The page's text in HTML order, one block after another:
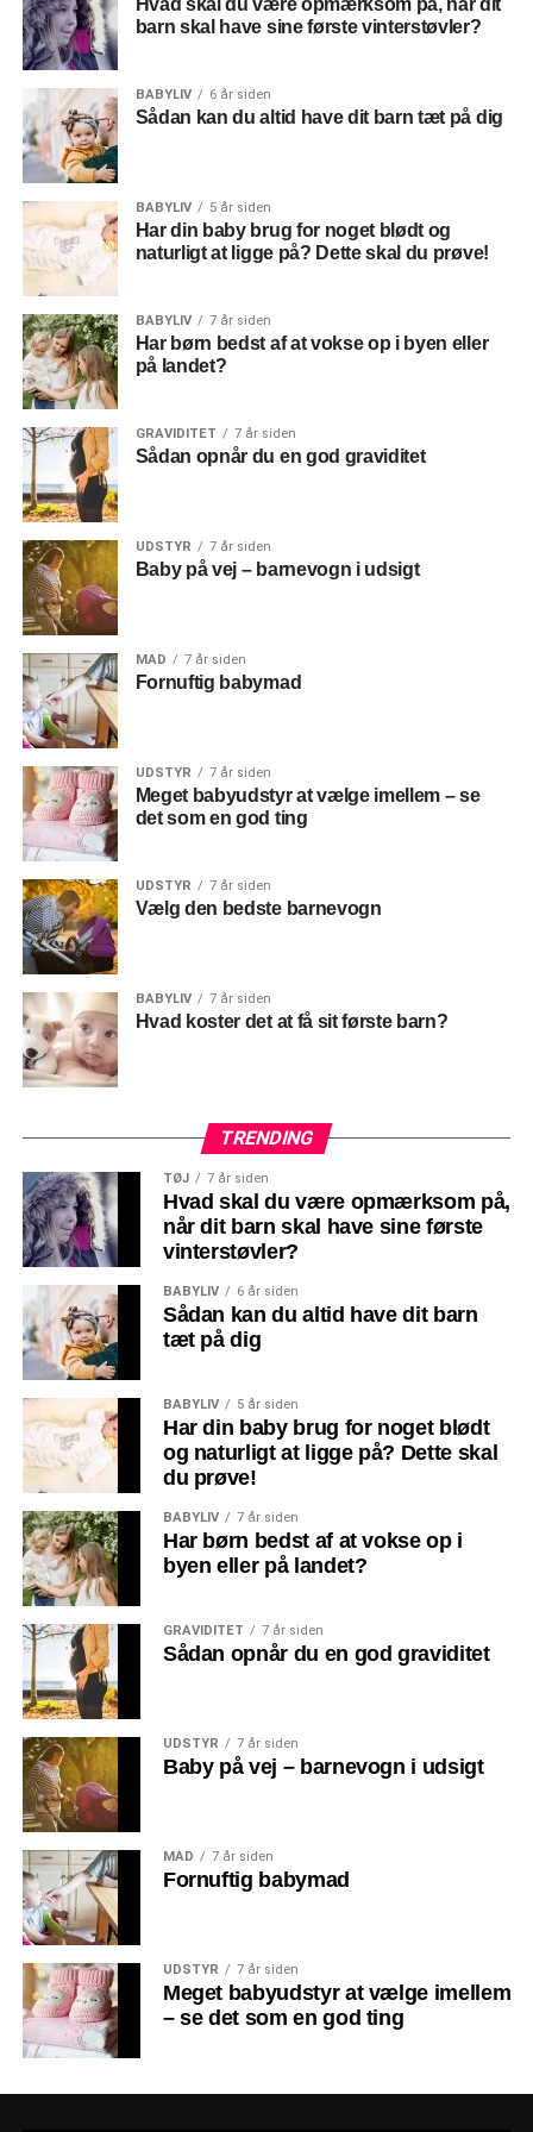
købe en masse smukkesmykkertil en god pris.
Hvad skal du være opmærksom på, når dit
barn skal have sine første vinterstøvler?
BABYLIV 6 år siden
Sådan kan du altid have dit barn tæt på dig
BABYLIV 5 år siden
Har din baby brug for noget blødt og
naturligt at ligge på? Dette skal du prøve!
BABYLIV 7 år siden
Har børn bedst af at vokse op i byen eller
på landet?
GRAVIDITET 7 år siden
Sådan opnår du en god graviditet
UDSTYR 7 år siden
Baby på vej – barnevogn i udsigt
MAD 7 år siden
Fornuftig babymad
UDSTYR 7 år siden
Meget babyudstyr at vælge imellem – se
det som en god ting
UDSTYR 7 år siden
Vælg den bedste barnevogn
BABYLIV 7 år siden
Hvad koster det at få sit første barn?
TRENDING
TØJ 7 år siden
Hvad skal du være opmærksom på,
når dit barn skal have sine første
vinterstøvler?
BABYLIV 6 år siden
Sådan kan du altid have dit barn
tæt på dig
BABYLIV 5 år siden
Har din baby brug for noget blødt
og naturligt at ligge på? Dette skal
du prøve!
BABYLIV 7 år siden
Har børn bedst af at vokse op i
byen eller på landet?
GRAVIDITET 7 år siden
Sådan opnår du en god graviditet
UDSTYR 7 år siden
Baby på vej – barnevogn i udsigt
MAD 7 år siden
Fornuftig babymad
UDSTYR 7 år siden
Meget babyudstyr at vælge imellem
– se det som en god ting